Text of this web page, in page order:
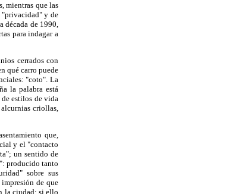
mientras que las
"privacidad" y de
década de 1990,
para indagar a
cerrados con
qué carro puede
"coto". La
la palabra está
de estilos de vida
criollas,
que,
y el "contacto
un sentido de
producido tanto
sobre sus
de que
la ciudad; si ello